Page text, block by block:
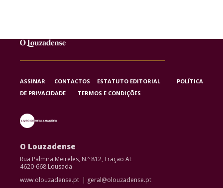
ASSINAR CONTACTOS ESTATUTO EDITORIAL POLÍTICA
DE PRIVACIDADE TERMOS E CONDIÇÕES
O Louzadense
Rua Palmira Meireles, N.º 812, Fração AE
4620-668 Lousada
www.olouzadense.pt | geral@olouzadense.pt